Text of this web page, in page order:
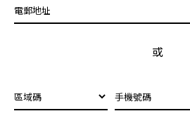
電郵地址
或
區域碼 手機號碼